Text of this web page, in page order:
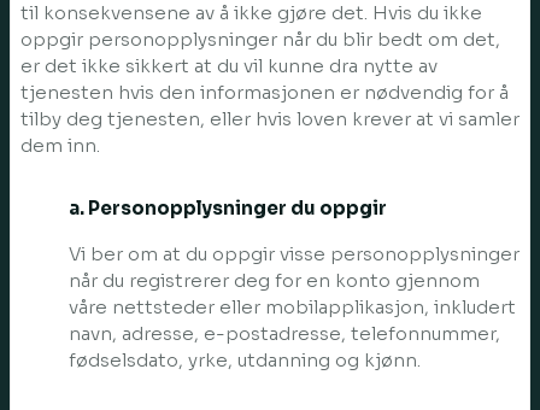
til konsekvensene av å ikke gjøre det. Hvis du ikke
oppgir personopplysninger når du blir bedt om det,
er det ikke sikkert at du vil kunne dra nytte av
tjenesten hvis den informasjonen er nødvendig for å
tilby deg tjenesten, eller hvis loven krever at vi samler
dem inn.
a. Personopplysninger du oppgir
Vi ber om at du oppgir visse personopplysninger
når du registrerer deg for en konto gjennom
våre nettsteder eller mobilapplikasjon, inkludert
navn, adresse, e-postadresse, telefonnummer,
fødselsdato, yrke, utdanning og kjønn.